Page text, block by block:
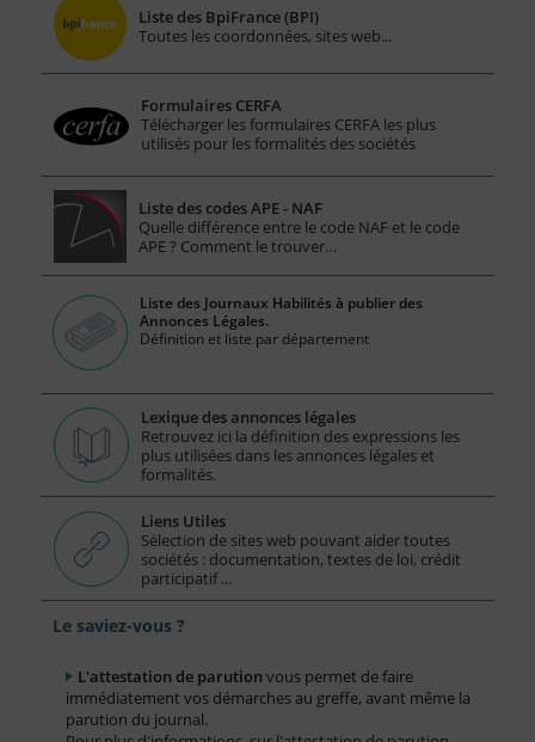
Liste des BpiFrance (BPI)
Toutes les coordonnées, sites web...
Formulaires CERFA
Télécharger les formulaires CERFA les plus
utilisés pour les formalités des sociétés
Liste des codes APE - NAF
Quelle différence entre le code NAF et le code
APE ? Comment le trouver…
Liste des Journaux Habilités à publier des
Annonces Légales.
Définition et liste par département
Lexique des annonces légales
Retrouvez ici la définition des expressions les
plus utilisées dans les annonces légales et
formalités.
Liens Utiles
Sélection de sites web pouvant aider toutes
sociétés : documentation, textes de loi, crédit
participatif ...
Le saviez-vous ?
L'attestation de parution vous permet de faire
immédiatement vos démarches au greffe, avant même la
parution du journal.